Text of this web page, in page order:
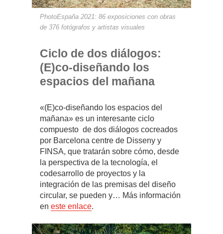
PhotoEspaña 2021: 86 exposiciones con obras
de 376 fotógrafos y artistas visuales
Ciclo de dos diálogos:
(E)co-diseñando los
espacios del mañana
«(E)co-diseñando los espacios del
mañana» es un interesante ciclo
compuesto de dos diálogos cocreados
por Barcelona centre de Disseny y
FINSA, que tratarán sobre cómo, desde
la perspectiva de la tecnología, el
codesarrollo de proyectos y la
integración de las premisas del diseño
circular, se pueden y… Más información
en este enlace.